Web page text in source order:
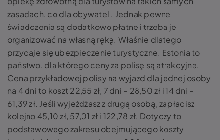
zasadach, co dla obywateli. Jednak pewne
świadczenia są dodatkowo płatne i trzeba je
organizować na własną rękę. Właśnie dlatego
przydaje się ubezpieczenie turystyczne. Estonia to
państwo, dla którego ceny za polisę są atrakcyjne.
Cena przykładowej polisy na wyjazd dla jednej osoby
na 4 dni to koszt 22,55 zł, 7 dni – 28,50 zł i 14 dni –
61,39 zł. Jeśli wyjeżdżasz z drugą osobą, zapłacisz
kolejno 45,10 zł, 57,01 zł i 122,78 zł. Dotyczy to
podstawowego zakresu obejmującego koszty